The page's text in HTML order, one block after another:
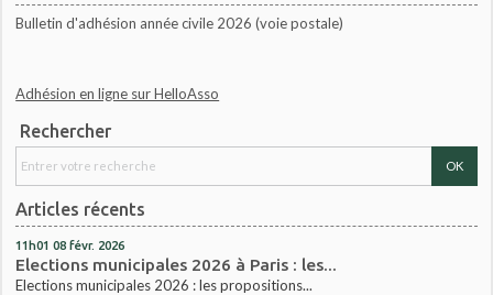
Bulletin d'adhésion année civile 2026 (voie postale)
Adhésion en ligne sur HelloAsso
Rechercher
Articles récents
11h01 08 févr. 2026
Elections municipales 2026 à Paris : les...
Elections municipales 2026 : les propositions...